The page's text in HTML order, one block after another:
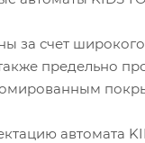
за счет
предельно
автомата